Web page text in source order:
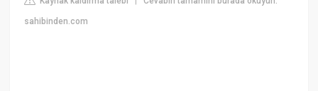
sahibinden.com